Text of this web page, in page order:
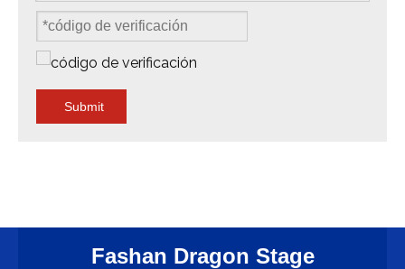
Submit
Fashan Dragon Stage